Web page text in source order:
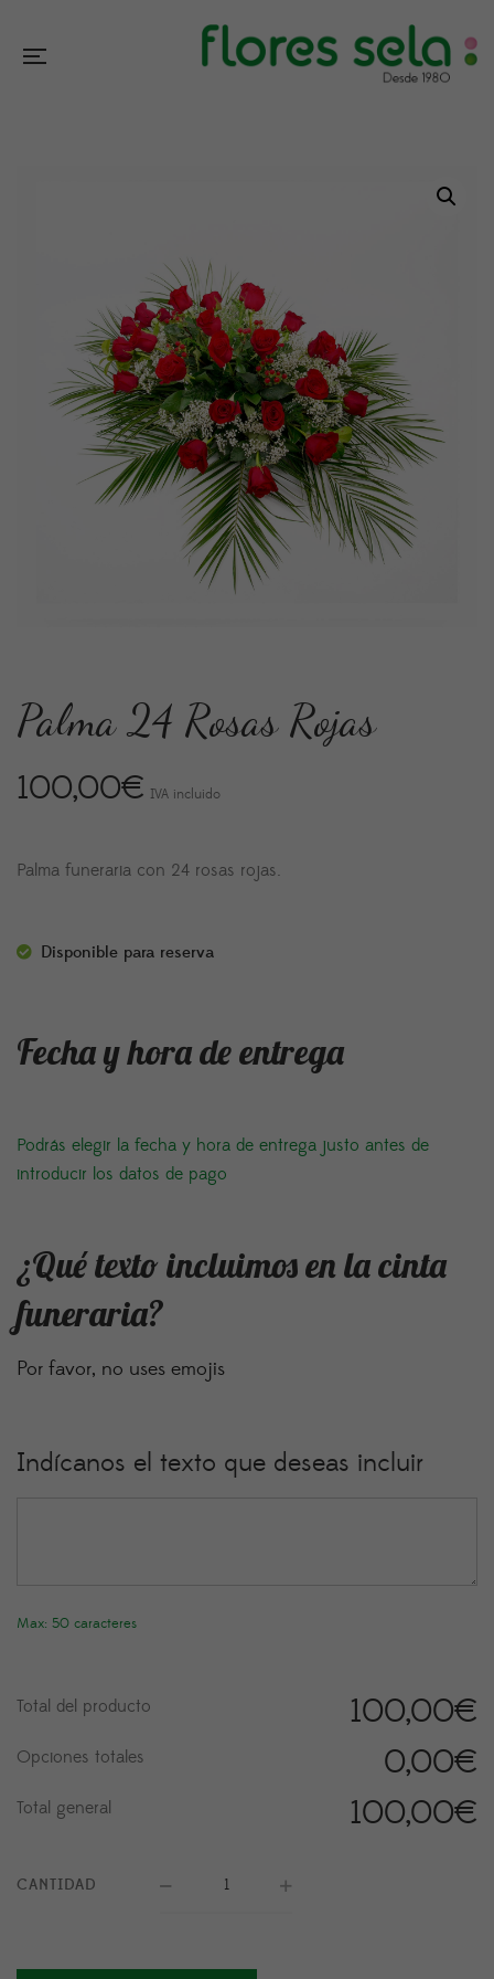
Palma 24 Rosas Rojas
100,00€ IVA incluido
Palma funeraria con 24 rosas rojas.
Disponible para reserva
Fecha y hora de entrega
Podrás elegir la fecha y hora de entrega justo antes de
introducir los datos de pago
¿Qué texto incluimos en la cinta
funeraria?
Por favor, no uses emojis
Indícanos el texto que deseas incluir
Max: 50 caracteres
Total del producto 100,00€
Opciones totales 0,00€
Total general 100,00€
CANTIDAD